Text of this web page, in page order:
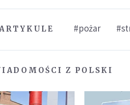
#pożar
Z POLSKI